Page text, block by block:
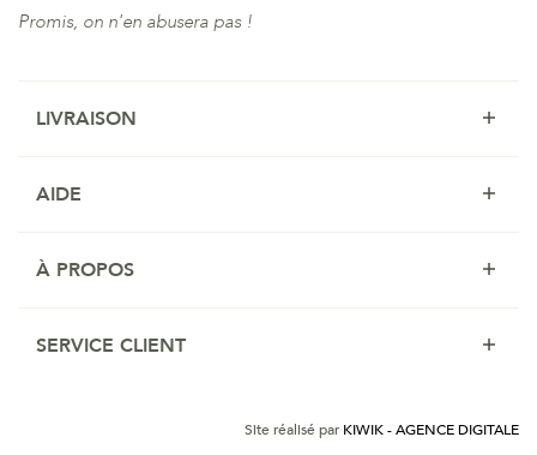
Promis, on n'en abusera pas !
LIVRAISON
AIDE
À PROPOS
SERVICE CLIENT
Site réalisé par KIWIK - AGENCE DIGITALE